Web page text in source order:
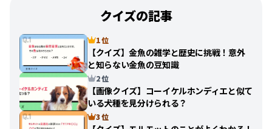
クイズの記事
1 位
【クイズ】金魚の雑学と歴史に挑戦！意外
と知らない金魚の豆知識
2 位
【画像クイズ】コーイケルホンディエと似て
いる犬種を見分けられる？
3 位